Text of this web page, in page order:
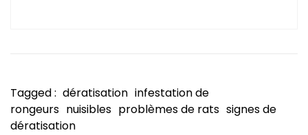
Tagged : dératisation infestation de
rongeurs nuisibles problèmes de rats signes de
dératisation